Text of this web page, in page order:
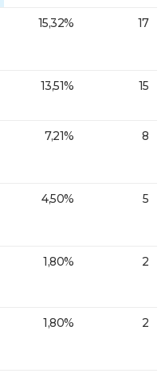
15,32% 17
13,51% 15
7,21% 8
4,50% 5
1,80% 2
1,80% 2